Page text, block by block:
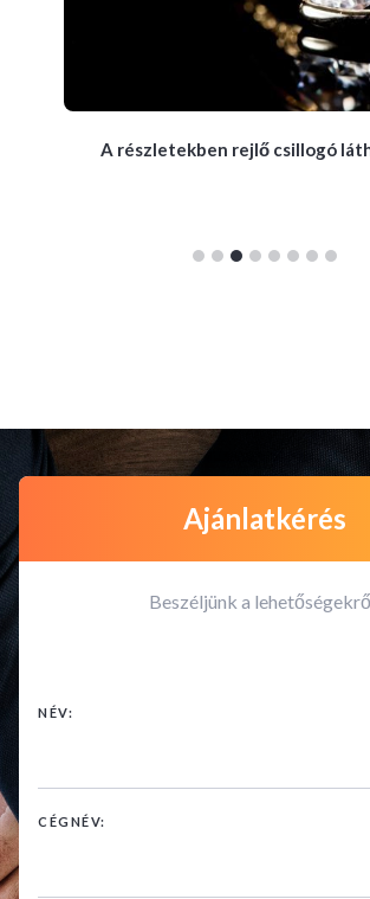
A részletekben rejlő csillogó
Ajánlatkérés
Beszéljünk a
NÉV:
CÉGNÉV: